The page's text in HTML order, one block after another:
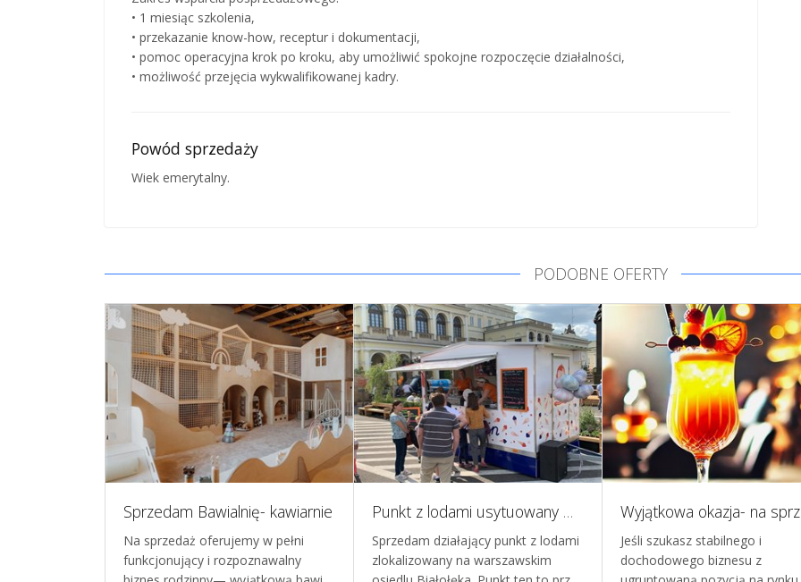
• 1 miesiąc szkolenia,
• przekazanie know-how, receptur i dokumentacji,
• pomoc operacyjna krok po kroku, aby umożliwić spokojne rozpoczęcie działalności,
• możliwość przejęcia wykwalifikowanej kadry.
Powód sprzedaży
Wiek emerytalny.
PODOBNE OFERTY
Sprzedam Bawialnię- kawiarnie
Na sprzedaż oferujemy w pełni
funkcjonujący i rozpoznawalny
Punkt z lodami usytuowany w osiedlu
Sprzedam działający punkt z lodami
zlokalizowany na warszawskim
Jeśli szukasz stabilnego i
dochodowego biznesu z